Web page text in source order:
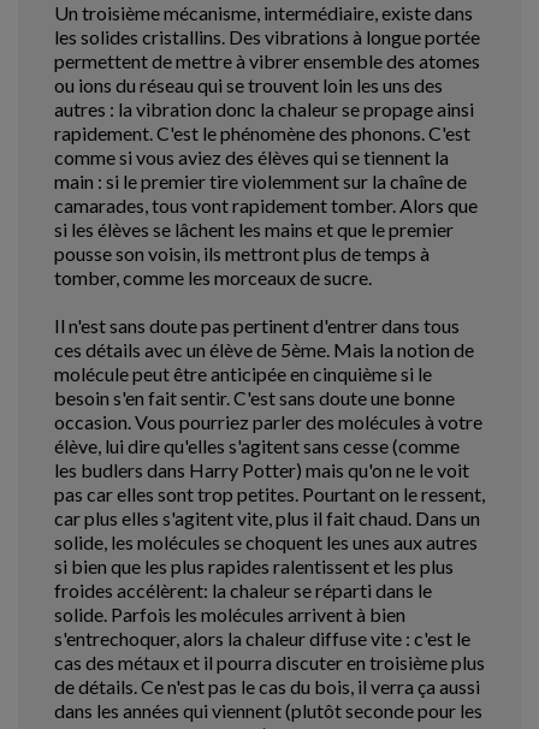
Un troisième mécanisme, intermédiaire, existe dans
les solides cristallins. Des vibrations à longue portée
permettent de mettre à vibrer ensemble des atomes
ou ions du réseau qui se trouvent loin les uns des
autres : la vibration donc la chaleur se propage ainsi
rapidement. C'est le phénomène des phonons. C'est
comme si vous aviez des élèves qui se tiennent la
main : si le premier tire violemment sur la chaîne de
camarades, tous vont rapidement tomber. Alors que
si les élèves se lâchent les mains et que le premier
pousse son voisin, ils mettront plus de temps à
tomber, comme les morceaux de sucre.
Il n'est sans doute pas pertinent d'entrer dans tous
ces détails avec un élève de 5ème. Mais la notion de
molécule peut être anticipée en cinquième si le
besoin s'en fait sentir. C'est sans doute une bonne
occasion. Vous pourriez parler des molécules à votre
élève, lui dire qu'elles s'agitent sans cesse (comme
les budlers dans Harry Potter) mais qu'on ne le voit
pas car elles sont trop petites. Pourtant on le ressent,
car plus elles s'agitent vite, plus il fait chaud. Dans un
solide, les molécules se choquent les unes aux autres
si bien que les plus rapides ralentissent et les plus
froides accélèrent: la chaleur se réparti dans le
solide. Parfois les molécules arrivent à bien
s'entrechoquer, alors la chaleur diffuse vite : c'est le
cas des métaux et il pourra discuter en troisième plus
de détails. Ce n'est pas le cas du bois, il verra ça aussi
dans les années qui viennent (plutôt seconde pour les